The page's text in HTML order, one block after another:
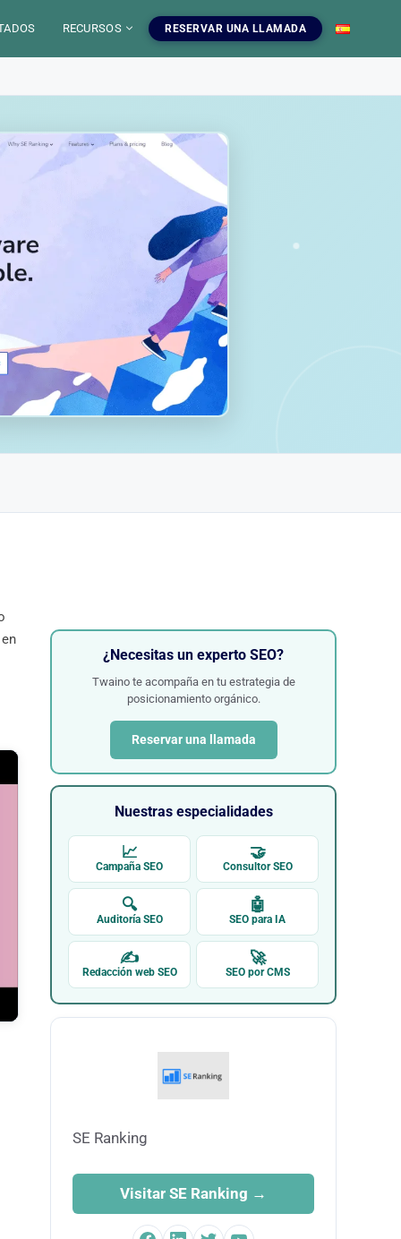
SEO, auditorias,
web y estrategia de
RECURSOS
blog y
el SEO.
RESERVAR UNA LLAMADA
¿Necesitas un experto SEO?
Twaino te acompaña en tu estrategia de
posicionamiento orgánico.
Reservar una llamada
Nuestras especialidades
📈
Campaña SEO
🤝
Consultor SEO
🔍
Auditoría SEO
🤖
SEO para IA
✍
Redacción web SEO
🚀
SEO por CMS
SE Ranking
Visitar SE Ranking →